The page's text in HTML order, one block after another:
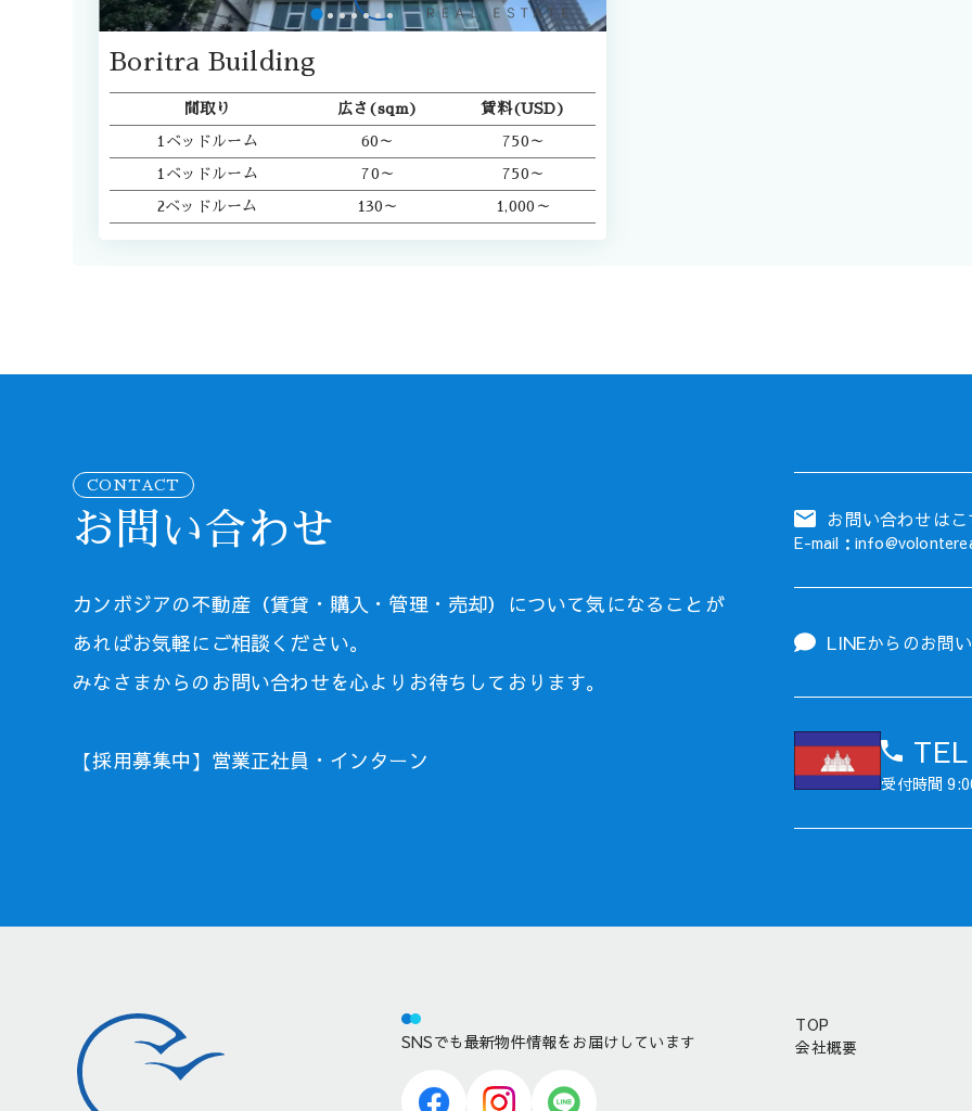
Boritra Building
間取り 広さ(sqm) 賃料(USD)
1ベッドルーム 60～ 750～
1ベッドルーム 70～ 750～
2ベッドルーム 130～ 1,000～
CONTACT
お問い合わせ
カンボジアの不動産（賃貸・購入・管理・売却）について気になることが
あればお気軽にご相談ください。
みなさまからのお問い合わせを心よりお待ちしております。
【採用募集中】営業正社員・インターン
お問い合わせは
E-mail：
LINEからのお問
受付時間
SNSでも最新物件情報をお届けしています
TOP
会社概要